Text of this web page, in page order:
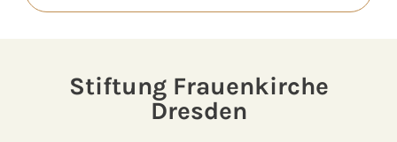
Stiftung Frauenkirche
Dresden